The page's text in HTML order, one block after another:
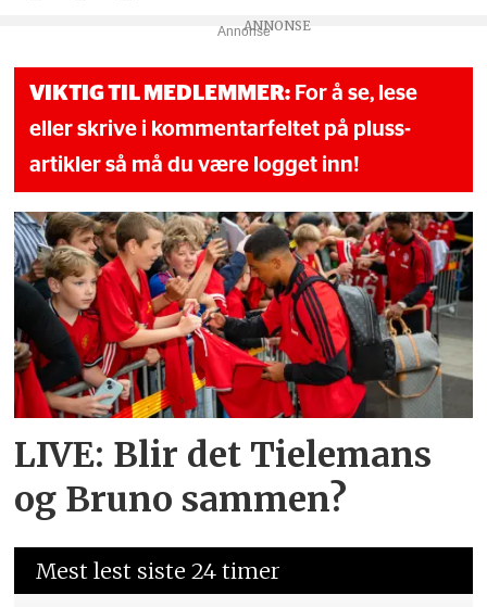
Annonse
VIKTIG TIL MEDLEMMER: For å se, lese
eller skrive i kommentarfeltet på pluss-
artikler så må du være logget inn!
LIVE: Blir det Tielemans
og Bruno sammen?
Mest lest siste 24 timer